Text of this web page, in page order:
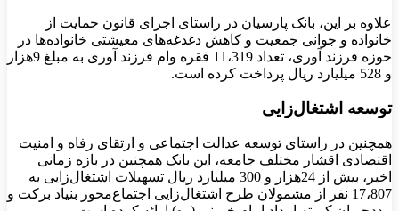
علاوه بر این، بانک پارسیان در راستای اجرای قانون حمایت از
خانواده و جوانی جمعیت و کاهش دغدغه‌های معیشتی خانواده‌ها در
حوزه فرزند آوری، تعداد 11،319 فقره وام فرزند آوری به مبلغ 9هزار
و 528 میلیارد ریال پرداخت کرده است.
توسعه اشتغال‌زایی
همچنین در راستای توسعه عدالت اجتماعی و ارتقای رفاه و امنیت
اقتصادی اقشار مختلف جامعه، این بانک همچنین در بازه زمانی
اخیر، بیش از 24هزار و 300 میلیارد ریال تسهیلات اشتغال‌زایی به
17،807 نفر از مشمولان طرح اشتغال‌زایی اجتماع‌محور بنیاد برکت و